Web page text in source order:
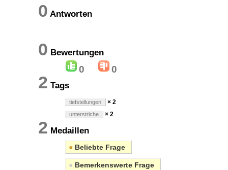
0 Antworten
0 Bewertungen
0 0
2 Tags
tiefstellungen × 2
unterstriche × 2
2 Medaillen
● Beliebte Frage
● Bemerkenswerte Frage